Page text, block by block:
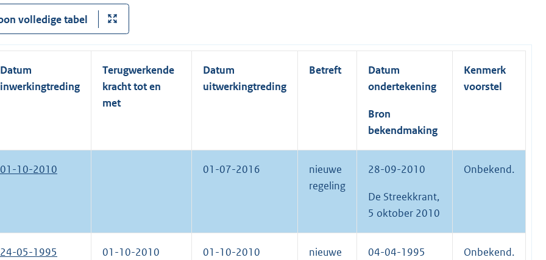
volledige tabel
Datum
inwerkingtreding
Terugwerkende
kracht tot en
met
Datum
uitwerkingtreding
Betreft
Datum
ondertekening
Bron
bekendmaking
Kenmerk
voorstel
01-10-2010 01-07-2016
nieuwe
regeling
28-09-2010
De Streekkrant,
5 oktober 2010
Onbekend.
24-05-1995 01-10-2010 01-10-2010
nieuwe
04-04-1995 Onbekend.